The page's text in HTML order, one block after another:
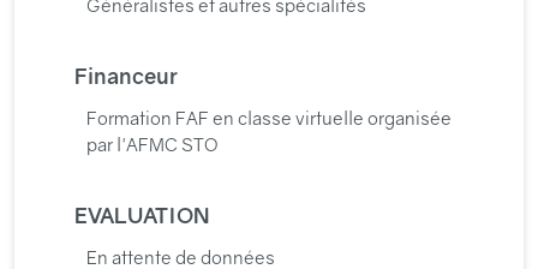
Financeur
Formation FAF en classe virtuelle organisée
par l'AFMC STO
EVALUATION
En attente de données